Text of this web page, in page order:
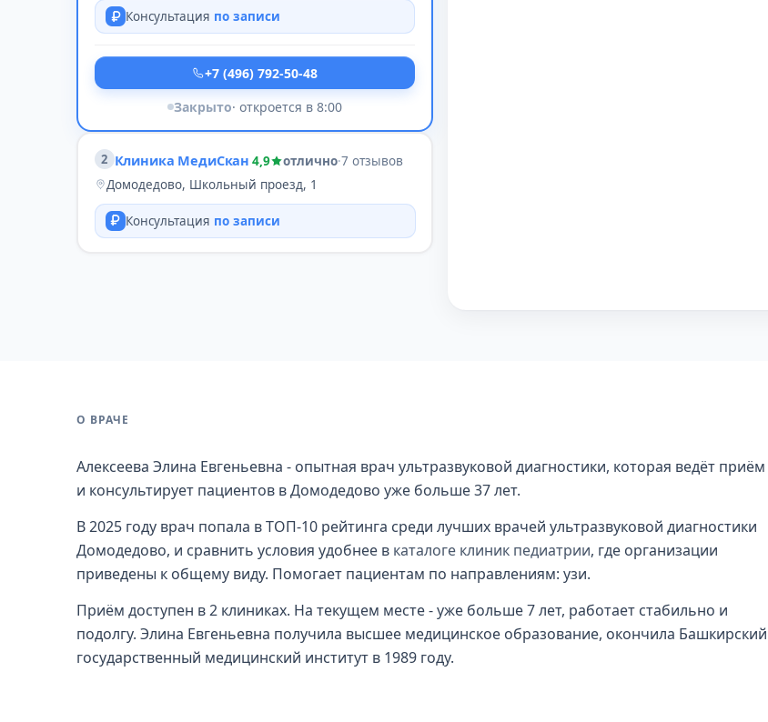
Консультация по записи
+7 (496) 792-50-48
Закрыто· откроется в 8:00
2 Клиника МедиСкан 4,9 отлично·7 отзывов
Домодедово, Школьный проезд, 1
Консультация по записи
О ВРАЧЕ
Алексеева Элина Евгеньевна - опытная врач ультразвуковой диагностики, которая ведёт приём
и консультирует пациентов в Домодедово уже больше 37 лет.
В 2025 году врач попала в ТОП-10 рейтинга среди лучших врачей ультразвуковой диагностики
Домодедово, и сравнить условия удобнее в каталоге клиник педиатрии, где организации
приведены к общему виду. Помогает пациентам по направлениям: узи.
Приём доступен в 2 клиниках. На текущем месте - уже больше 7 лет, работает стабильно и
подолгу. Элина Евгеньевна получила высшее медицинское образование, окончила Башкирский
государственный медицинский институт в 1989 году.